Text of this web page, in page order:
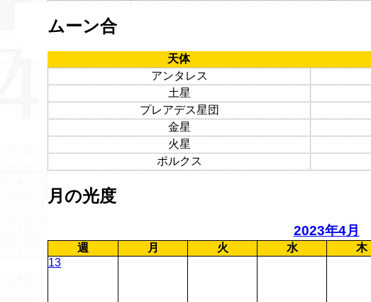
ムーン合
天体
アンタレス
土星
プレアデス星団
金星
火星
ポルクス
月の光度
2023年4月
週 月 火 水 木
13